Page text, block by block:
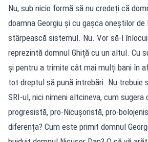
Nu, sub nicio formă să nu credeți că
doamna Georgiu și cu gașca oneștilor de
stârpească sistemul. Nu. Vor să-l
reprezintă domnul Ghiță cu un altul. Cu
și pentru a trimite cât mai mulți bani în
tot dreptul să pună întrebări. Nu trebuie
SRI-ul, nici nimeni altcineva, cum sugera
progresistă, pro-Nicușoristă, pro-
diferența? Cum este primit domnul